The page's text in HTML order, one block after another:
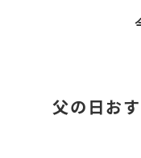
父の日お